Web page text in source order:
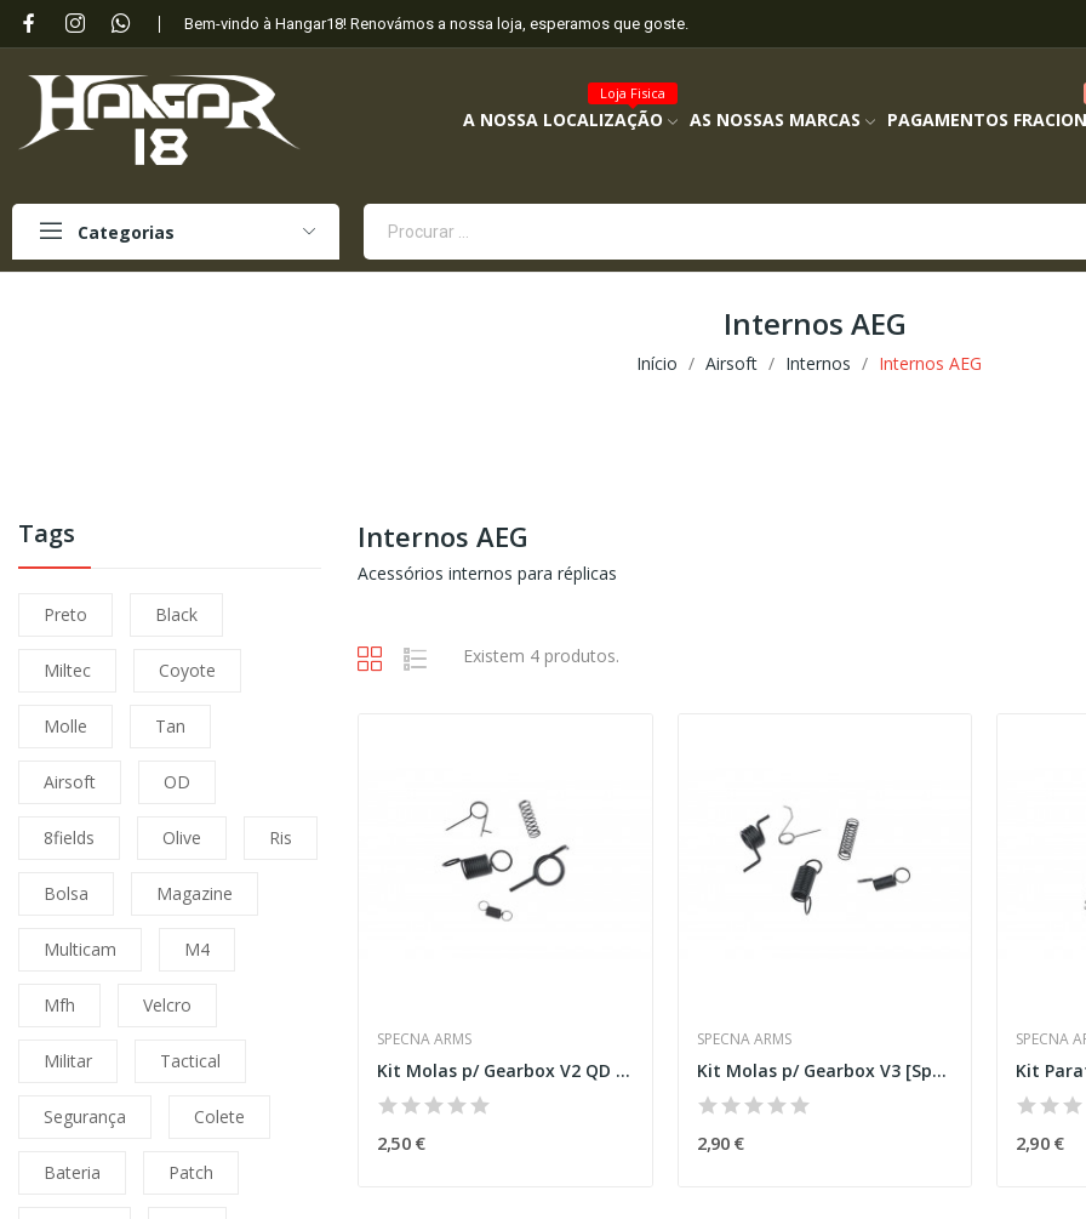
Bem-vindo à Hangar18! Renovámos a nossa loja, esperamos que goste.
A NOSSA LOCALIZAÇÃO
Loja Fisica
AS NOSSAS MARCAS PAGAMENTOS
Categorias
Internos AEG
Início Airsoft Internos Internos AEG
Tags
Preto Black
Miltec Coyote
Molle Tan
Airsoft OD
8fields Olive Ris
Bolsa Magazine
Multicam M4
Mfh Velcro
Militar Tactical
Segurança Colete
Bateria Patch
Internos AEG
Acessórios internos para réplicas
Existem 4 produtos.
SPECNA ARMS
Kit Molas p/ Gearbox V2 QD [Specna Arms]
2,50 €
SPECNA ARMS
Kit Molas p/ Gearbox V3 [Specna Arms]
2,90 €
SPECNA
2,90 €